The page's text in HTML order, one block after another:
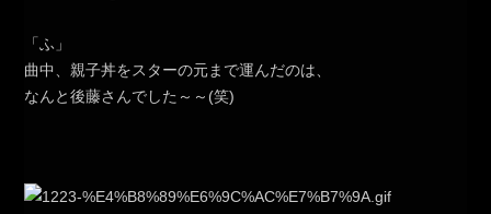
「ふ」
曲中、親子丼をスターの元まで運んだのは、
なんと後藤さんでした～～(笑)